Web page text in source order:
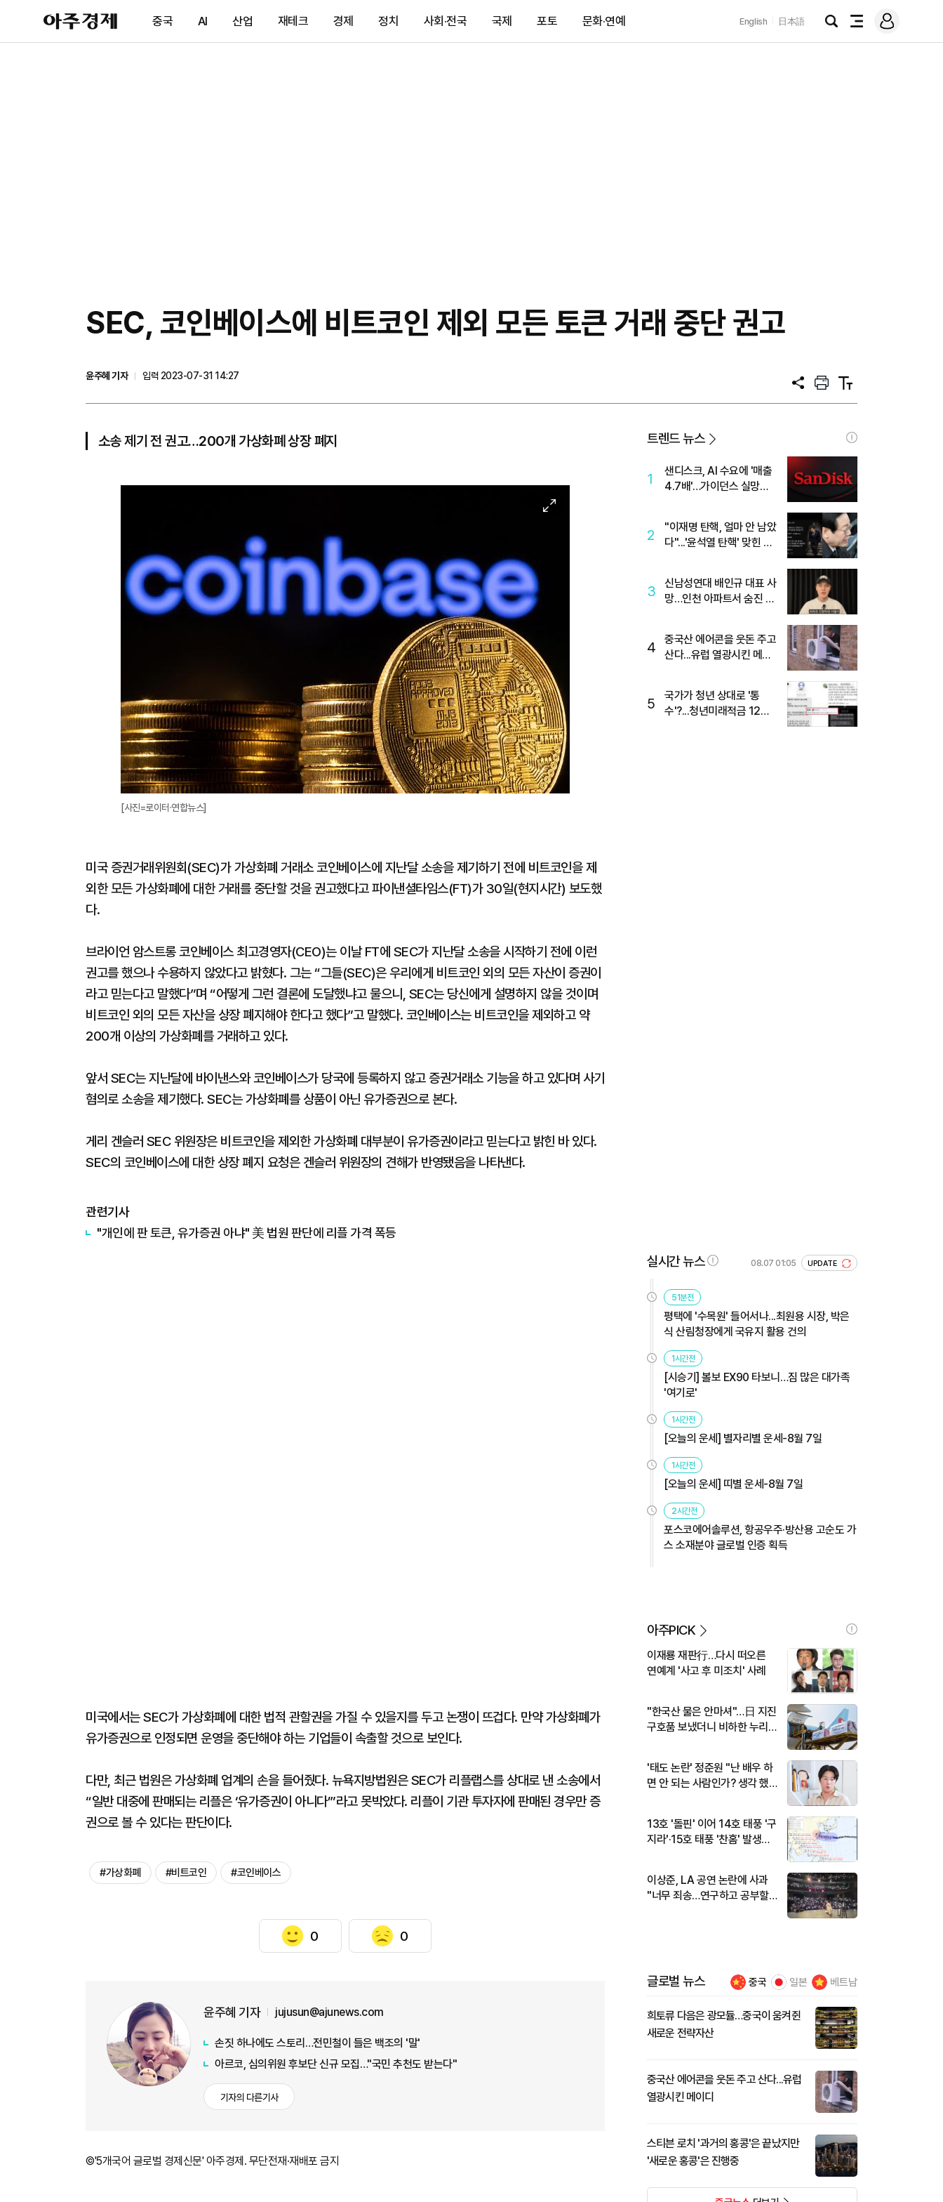
아
주
제
중국 AI 산업 재테크 경제 정치 사회·전국 국제 포토 문화·연예 English 日本語
검
전
메
그
SEC, 코인베이스에 비트코인 제외 모든 토큰 거래 중단 권고
윤주혜 기자
입력 2023-07-31 14:27
공
프
트
텍
트
소송 제기 전 권고…200개 가상화폐 상장 폐지
대
[사진=로이터·연합뉴스]
미국 증권거래위원회(SEC)가 가상화폐 거래소 코인베이스에 지난달 소송을 제기하기 전에 비트코인을 제
외한 모든 가상화폐에 대한 거래를 중단할 것을 권고했다고 파이낸셜타임스(FT)가 30일(현지시간) 보도했
다.
브라이언 암스트롱 코인베이스 최고경영자(CEO)는 이날 FT에 SEC가 지난달 소송을 시작하기 전에 이런
권고를 했으나 수용하지 않았다고 밝혔다. 그는 “그들(SEC)은 우리에게 비트코인 외의 모든 자산이 증권이
라고 믿는다고 말했다”며 “어떻게 그런 결론에 도달했냐고 물으니, SEC는 당신에게 설명하지 않을 것이며
비트코인 외의 모든 자산을 상장 폐지해야 한다고 했다”고 말했다. 코인베이스는 비트코인을 제외하고 약
200개 이상의 가상화폐를 거래하고 있다.
앞서 SEC는 지난달에 바이낸스와 코인베이스가 당국에 등록하지 않고 증권거래소 기능을 하고 있다며 사기
혐의로 소송을 제기했다. SEC는 가상화폐를 상품이 아닌 유가증권으로 본다.
게리 겐슬러 SEC 위원장은 비트코인을 제외한 가상화폐 대부분이 유가증권이라고 믿는다고 밝힌 바 있다.
SEC의 코인베이스에 대한 상장 폐지 요청은 겐슬러 위원장의 견해가 반영됐음을 나타낸다.
관련기사
"개인에 판 토큰, 유가증권 아냐" 美 법원 판단에 리플 가격 폭등
미국에서는 SEC가 가상화폐에 대한 법적 관할권을 가질 수 있을지를 두고 논쟁이 뜨겁다. 만약 가상화폐가
유가증권으로 인정되면 운영을 중단해야 하는 기업들이 속출할 것으로 보인다.
다만, 최근 법원은 가상화폐 업계의 손을 들어줬다. 뉴욕지방법원은 SEC가 리플랩스를 상대로 낸 소송에서
“일반 대중에 판매되는 리플은 ‘유가증권이 아니다’”라고 못박았다. 리플이 기관 투자자에 판매된 경우만 증
권으로 볼 수 있다는 판단이다.
#가상화폐 #비트코인 #코인베이스
0 0
윤주혜 기자 jujusun@ajunews.com
손짓 하나에도 스토리…전민철이 들은 백조의 '말'
아르코, 심의위원 후보단 신규 모집…"국민 추천도 받는다"
기자의 다른기사
©'5개국어 글로벌 경제신문' 아주경제. 무단전재·재배포 금지
트렌드 뉴스
1
샌디스크, AI 수요에 '매출
4.7배'…가이던스 실망에
2
"이재명 탄핵, 얼마 안 남았
다"...'윤석열 탄핵' 맞힌 무
3
신남성연대 배인규 대표 사
망…인천 아파트서 숨진 채
4
중국산 에어콘을 웃돈 주고
산다...유럽 열광시킨 메이
5
국가가 청년 상대로 '통
수'?...청년미래적금 12%
실시간 뉴스 08.07 01:05 UPDATE
51분전
평택에 '수목원' 들어서나...최원용 시장, 박은
식 산림청장에게 국유지 활용 건의
1시간전
[시승기] 볼보 EX90 타보니…짐 많은 대가족
'여기로'
1시간전
[오늘의 운세] 별자리별 운세-8월 7일
1시간전
[오늘의 운세] 띠별 운세-8월 7일
2시간전
포스코에어솔루션, 항공우주·방산용 고순도 가
스 소재분야 글로벌 인증 획득
아주PICK
이재룡 재판行…다시 떠오른
연예계 '사고 후 미조치' 사례
"한국산 물은 안마셔"…日 지진
구호품 보냈더니 비하한 누리
'태도 논란' 정준원 "난 배우 하
면 안 되는 사람인가? 생각 했
13호 '돌핀' 이어 14호 태풍 '구
지라'·15호 태풍 '찬홈' 발생…
이상준, LA 공연 논란에 사과
"너무 죄송…연구하고 공부할
글로벌 뉴스 중국 일본 베트남
희토류 다음은 광모듈…중국이 움켜쥔
새로운 전략자산
중국산 에어콘을 웃돈 주고 산다...유럽
열광시킨 메이디
스티븐 로치 '과거의 홍콩'은 끝났지만
'새로운 홍콩'은 진행중